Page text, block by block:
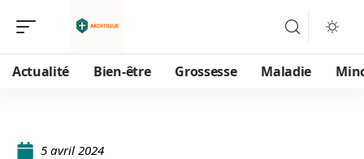
Actualité Bien-être Grossesse Maladie
5 avril 2024